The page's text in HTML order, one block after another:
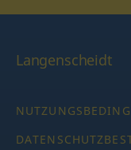
Langenscheidt